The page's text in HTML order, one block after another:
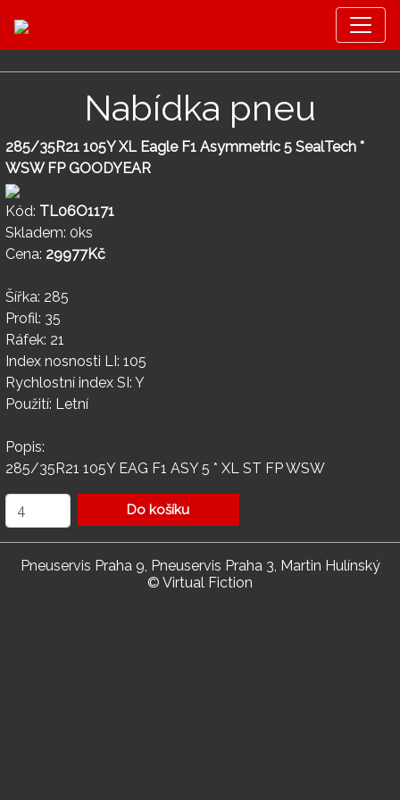
Nabídka pneu
285/35R21 105Y XL Eagle F1 Asymmetric 5 SealTech *
WSW FP GOODYEAR
Kód: TL06O1171
Skladem: 0ks
Cena: 29977Kč
Šířka: 285
Profil: 35
Ráfek: 21
Index nosnosti LI: 105
Rychlostní index SI: Y
Použití: Letní
Popis:
285/35R21 105Y EAG F1 ASY 5 * XL ST FP WSW
Do košíku
Pneuservis Praha 9, Pneuservis Praha 3, Martin Hulínský
© Virtual Fiction